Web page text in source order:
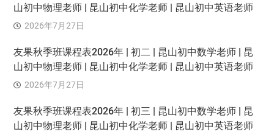
山初中物理老师 | 昆山初中化学老师 | 昆山初中英语老师
2026年7月27日
友果秋季班课程表2026年 | 初二 | 昆山初中数学老师 | 昆
山初中物理老师 | 昆山初中化学老师 | 昆山初中英语老师
2026年7月27日
友果秋季班课程表2026年 | 初三 | 昆山初中数学老师 | 昆
山初中物理老师 | 昆山初中化学老师 | 昆山初中英语老师